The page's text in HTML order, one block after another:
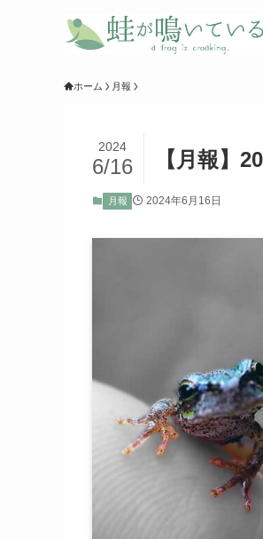
ホーム 月報
【月報】
2024
6/16
月報 2024年6月16日